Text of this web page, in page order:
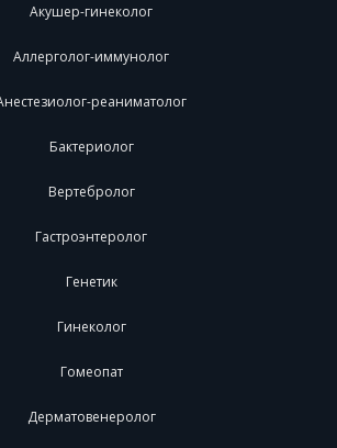
Акушер-гинеколог
Аллерголог-иммунолог
реаниматолог
Бактериолог
Вертебролог
Гастроэнтеролог
Генетик
Гинеколог
Гомеопат
Дерматовенеролог